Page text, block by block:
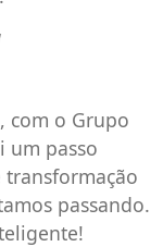
com o Grupo
um passo
passando.